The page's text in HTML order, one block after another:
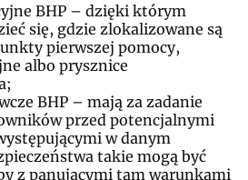
BHP – dzięki którym
się, gdzie zlokalizowane są
pierwszej pomocy,
albo prysznice
BHP – mają za zadanie
przed potencjalnymi
w danym
takie mogą być
z panującymi tam warunkami